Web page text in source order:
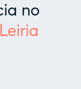
no
Leiria